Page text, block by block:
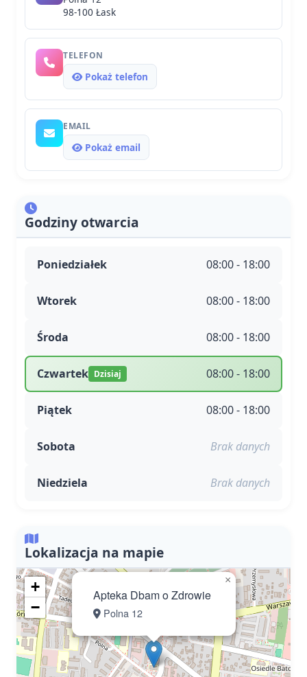
98-100 Łask
TELEFON
Pokaż telefon
EMAIL
Pokaż email
Godziny otwarcia
Poniedziałek 08:00 - 18:00
Wtorek 08:00 - 18:00
Środa 08:00 - 18:00
Czwartek Dzisiaj 08:00 - 18:00
Piątek 08:00 - 18:00
Sobota Brak danych
Niedziela Brak danych
Lokalizacja na mapie
Apteka Dbam o Zdrowie
Polna 12
×
+
−